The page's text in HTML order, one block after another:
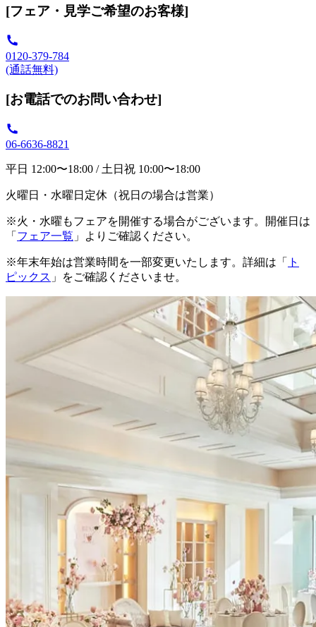
[フェア・見学ご希望のお客様]
0120-379-784
(通話無料)
[お電話でのお問い合わせ]
06-6636-8821
平日 12:00〜18:00 / 土日祝 10:00〜18:00
火曜日・水曜日定休（祝日の場合は営業）
※火・水曜もフェアを開催する場合がございます。開催日は
「 フェア一覧 」よりご確認ください。
※年末年始は営業時間を一部変更いたします。詳細は「
ト
ピックス 」をご確認くださいませ。